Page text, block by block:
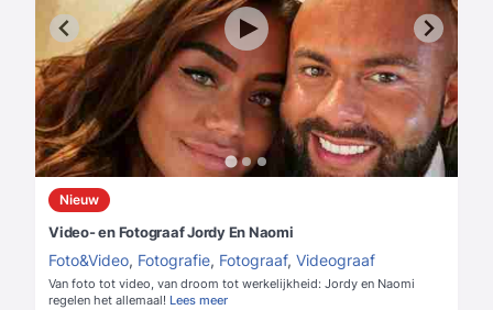
Nieuw
Video- en Fotograaf Jordy En Naomi
Foto&Video, Fotografie, Fotograaf, Videograaf
Van foto tot video, van droom tot werkelijkheid: Jordy en Naomi
regelen het allemaal! Lees meer